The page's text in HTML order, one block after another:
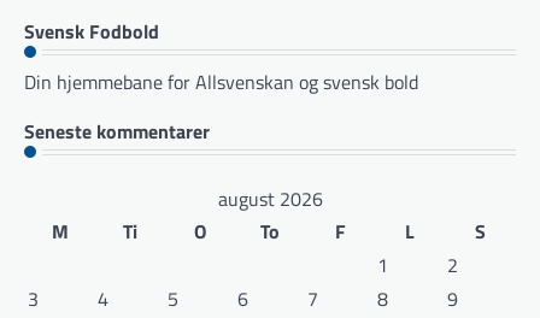
Svensk Fodbold
Din hjemmebane for Allsvenskan og svensk bold
Seneste kommentarer
august 2026
M
Ti O To F L
S
1
2
3
4 5 6 7 8 9